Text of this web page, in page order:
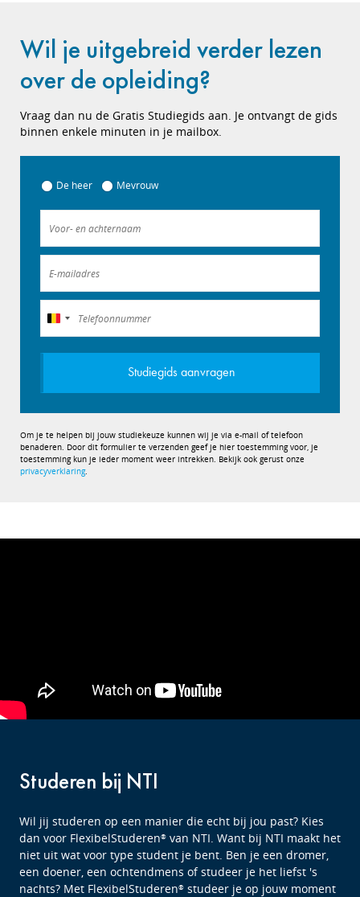
Wil je uitgebreid verder lezen
over de opleiding?
Vraag dan nu de Gratis Studiegids aan. Je ontvangt de gids
binnen enkele minuten in je mailbox.
De heer Mevrouw
België
+32
Studiegids aanvragen
Om je te helpen bij jouw studiekeuze kunnen wij je via e-mail of telefoon
benaderen. Door dit formulier te verzenden geef je hier toestemming voor, je
toestemming kun je ieder moment weer intrekken. Bekijk ook gerust onze
privacyverklaring.
Studeren bij NTI
Wil jij studeren op een manier die echt bij jou past? Kies
dan voor FlexibelStuderen® van NTI. Want bij NTI maakt het
niet uit wat voor type student je bent. Ben je een dromer,
een doener, een ochtendmens of studeer je het liefst 's
nachts? Met FlexibelStuderen® studeer je op jouw moment